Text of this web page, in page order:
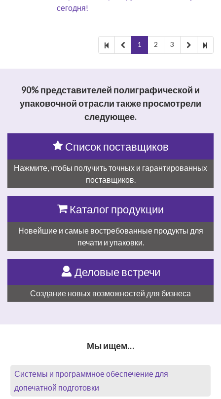
сегодня!
1 2 3
90% представителей полиграфической и
упаковочной отрасли также просмотрели
следующее.
Список поставщиков
Нажмите, чтобы получить точных и гарантированных
поставщиков.
Каталог продукции
Новейшие и самые востребованные продукты для
печати и упаковки.
Деловые встречи
Создание новых возможностей для бизнеса
Мы ищем…
Системы и программное обеспечение для
допечатной подготовки